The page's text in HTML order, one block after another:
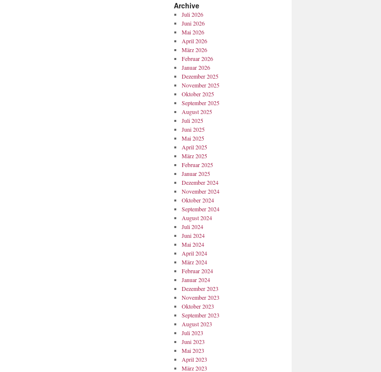
Archive
Juli 2026
Juni 2026
Mai 2026
April 2026
März 2026
Februar 2026
Januar 2026
Dezember 2025
November 2025
Oktober 2025
September 2025
August 2025
Juli 2025
Juni 2025
Mai 2025
April 2025
März 2025
Februar 2025
Januar 2025
Dezember 2024
November 2024
Oktober 2024
September 2024
August 2024
Juli 2024
Juni 2024
Mai 2024
April 2024
März 2024
Februar 2024
Januar 2024
Dezember 2023
November 2023
Oktober 2023
September 2023
August 2023
Juli 2023
Juni 2023
Mai 2023
April 2023
März 2023